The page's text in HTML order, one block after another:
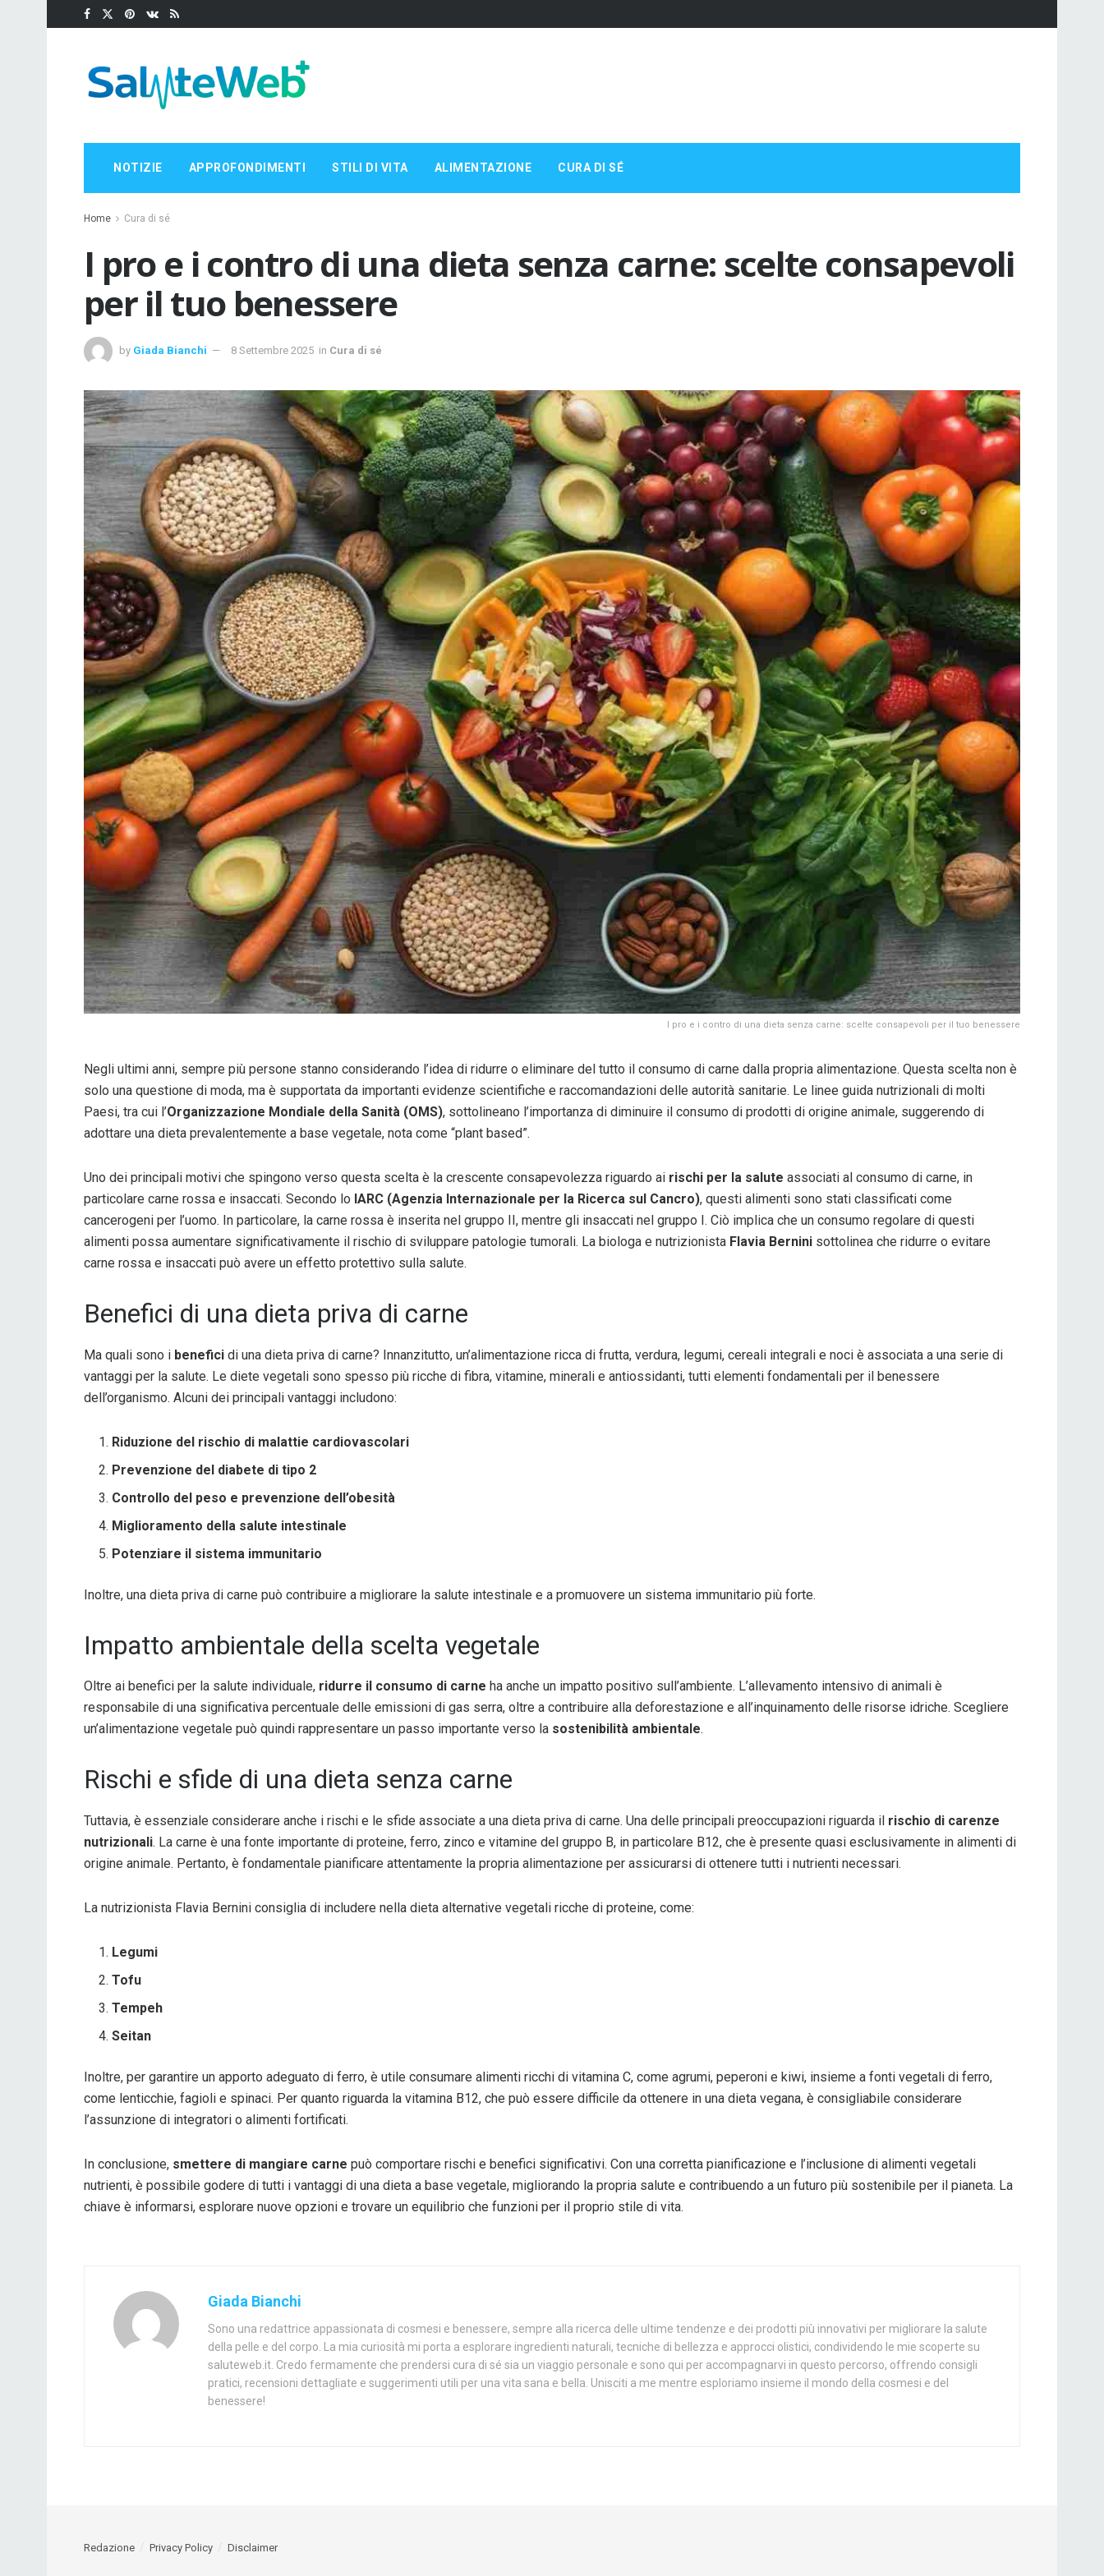
NOTIZIE APPROFONDIMENTI STILI DI VITA ALIMENTAZIONE CURA DI SÉ
Home Cura di sé
I pro e i contro di una dieta senza carne: scelte consapevoli
per il tuo benessere
by Giada Bianchi 8 Settembre 2025 in Cura di sé
I pro e i contro di una dieta senza carne: scelte consapevoli per il tuo benessere
Negli ultimi anni, sempre più persone stanno considerando l’idea di ridurre o eliminare del tutto il consumo di carne dalla propria alimentazione. Questa scelta non è
solo una questione di moda, ma è supportata da importanti evidenze scientifiche e raccomandazioni delle autorità sanitarie. Le linee guida nutrizionali di molti
Paesi, tra cui l’Organizzazione Mondiale della Sanità (OMS), sottolineano l’importanza di diminuire il consumo di prodotti di origine animale, suggerendo di
adottare una dieta prevalentemente a base vegetale, nota come “plant based”.
Uno dei principali motivi che spingono verso questa scelta è la crescente consapevolezza riguardo ai rischi per la salute associati al consumo di carne, in
particolare carne rossa e insaccati. Secondo lo IARC (Agenzia Internazionale per la Ricerca sul Cancro), questi alimenti sono stati classificati come
cancerogeni per l’uomo. In particolare, la carne rossa è inserita nel gruppo II, mentre gli insaccati nel gruppo I. Ciò implica che un consumo regolare di questi
alimenti possa aumentare significativamente il rischio di sviluppare patologie tumorali. La biologa e nutrizionista Flavia Bernini sottolinea che ridurre o evitare
carne rossa e insaccati può avere un effetto protettivo sulla salute.
Benefici di una dieta priva di carne
Ma quali sono i benefici di una dieta priva di carne? Innanzitutto, un’alimentazione ricca di frutta, verdura, legumi, cereali integrali e noci è associata a una serie di
vantaggi per la salute. Le diete vegetali sono spesso più ricche di fibra, vitamine, minerali e antiossidanti, tutti elementi fondamentali per il benessere
dell’organismo. Alcuni dei principali vantaggi includono:
Riduzione del rischio di malattie cardiovascolari
Prevenzione del diabete di tipo 2
Controllo del peso e prevenzione dell’obesità
Miglioramento della salute intestinale
Potenziare il sistema immunitario
Inoltre, una dieta priva di carne può contribuire a migliorare la salute intestinale e a promuovere un sistema immunitario più forte.
Impatto ambientale della scelta vegetale
Oltre ai benefici per la salute individuale, ridurre il consumo di carne ha anche un impatto positivo sull’ambiente. L’allevamento intensivo di animali è
responsabile di una significativa percentuale delle emissioni di gas serra, oltre a contribuire alla deforestazione e all’inquinamento delle risorse idriche. Scegliere
un’alimentazione vegetale può quindi rappresentare un passo importante verso la sostenibilità ambientale.
Rischi e sfide di una dieta senza carne
Tuttavia, è essenziale considerare anche i rischi e le sfide associate a una dieta priva di carne. Una delle principali preoccupazioni riguarda il rischio di carenze
nutrizionali. La carne è una fonte importante di proteine, ferro, zinco e vitamine del gruppo B, in particolare B12, che è presente quasi esclusivamente in alimenti di
origine animale. Pertanto, è fondamentale pianificare attentamente la propria alimentazione per assicurarsi di ottenere tutti i nutrienti necessari.
La nutrizionista Flavia Bernini consiglia di includere nella dieta alternative vegetali ricche di proteine, come:
Legumi
Tofu
Tempeh
Seitan
Inoltre, per garantire un apporto adeguato di ferro, è utile consumare alimenti ricchi di vitamina C, come agrumi, peperoni e kiwi, insieme a fonti vegetali di ferro,
come lenticchie, fagioli e spinaci. Per quanto riguarda la vitamina B12, che può essere difficile da ottenere in una dieta vegana, è consigliabile considerare
l’assunzione di integratori o alimenti fortificati.
In conclusione, smettere di mangiare carne può comportare rischi e benefici significativi. Con una corretta pianificazione e l’inclusione di alimenti vegetali
nutrienti, è possibile godere di tutti i vantaggi di una dieta a base vegetale, migliorando la propria salute e contribuendo a un futuro più sostenibile per il pianeta. La
chiave è informarsi, esplorare nuove opzioni e trovare un equilibrio che funzioni per il proprio stile di vita.
Giada Bianchi
Sono una redattrice appassionata di cosmesi e benessere, sempre alla ricerca delle ultime tendenze e dei prodotti più innovativi per migliorare la salute
della pelle e del corpo. La mia curiosità mi porta a esplorare ingredienti naturali, tecniche di bellezza e approcci olistici, condividendo le mie scoperte su
saluteweb.it. Credo fermamente che prendersi cura di sé sia un viaggio personale e sono qui per accompagnarvi in questo percorso, offrendo consigli
pratici, recensioni dettagliate e suggerimenti utili per una vita sana e bella. Unisciti a me mentre esploriamo insieme il mondo della cosmesi e del
benessere!
Redazione Privacy Policy Disclaimer